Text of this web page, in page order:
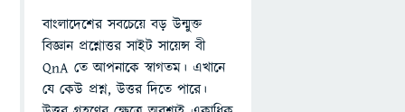
বাংলাদেশের সবচেয়ে বড় উন্মুক্ত
বিজ্ঞান প্রশ্নোত্তর সাইট সায়েন্স বী
QnA তে আপনাকে স্বাগতম। এখানে
যে কেউ প্রশ্ন, উত্তর দিতে পারে।